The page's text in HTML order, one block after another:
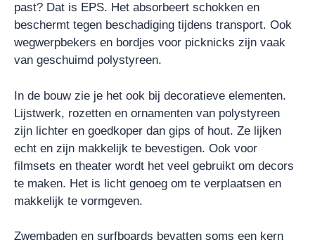
past? Dat is EPS. Het absorbeert schokken en
beschermt tegen beschadiging tijdens transport. Ook
wegwerpbekers en bordjes voor picknicks zijn vaak
van geschuimd polystyreen.
In de bouw zie je het ook bij decoratieve elementen.
Lijstwerk, rozetten en ornamenten van polystyreen
zijn lichter en goedkoper dan gips of hout. Ze lijken
echt en zijn makkelijk te bevestigen. Ook voor
filmsets en theater wordt het veel gebruikt om decors
te maken. Het is licht genoeg om te verplaatsen en
makkelijk te vormgeven.
Zwembaden en surfboards bevatten soms een kern